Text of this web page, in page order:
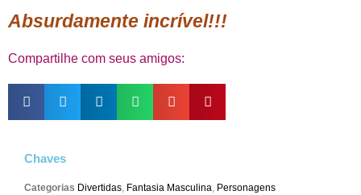
Absurdamente incrível!!!
Compartilhe com seus amigos:
Chaves
Categorias Divertidas Fantasia Masculina Personagens